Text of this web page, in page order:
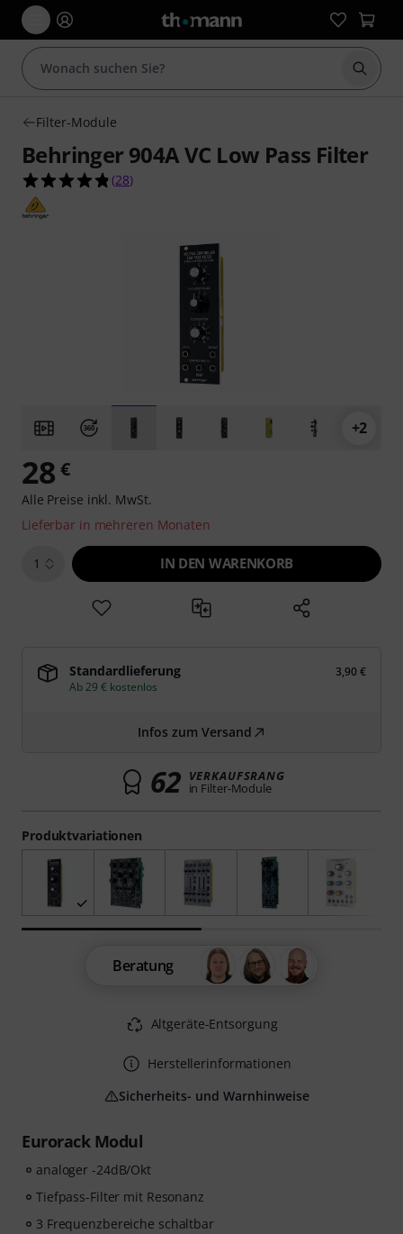
Suche
Filter-Module
Behringer 904A VC Low Pass Filter
4.8 von 5 Sternen aus 28 Kundenbewertungen
(28)
+2
Eurorack Modul
analoger -24dB/Okt
Tiefpass-Filter mit Resonanz
3 Frequenzbereiche schaltbar
Produktvariationen
28 €
Alle Preise inkl. MwSt.
Lieferbar in mehreren Monaten
1 IN DEN WARENKORB
Standardlieferung
3,90 €
Ab 29 € kostenlos
Infos zum Versand
62 VERKAUFSRANG
in Filter-Module
Beratung
Altgeräte-Entsorgung
Herstellerinformationen
Sicherheits- und Warnhinweise